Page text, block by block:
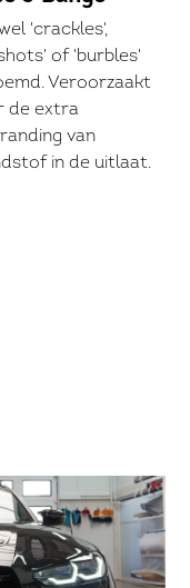
'crackles',
of 'burbles'
Veroorzaakt
de extra
van
in de uitlaat.